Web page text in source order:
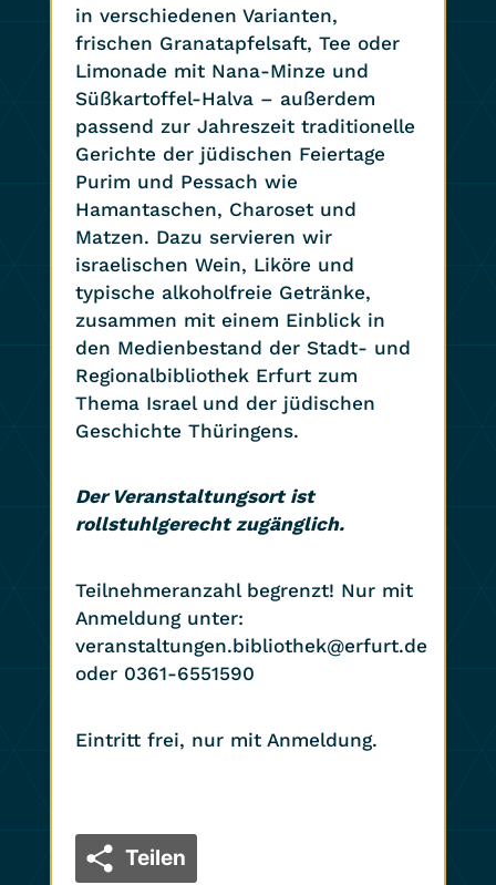
in verschiedenen Varianten,
frischen Granatapfelsaft, Tee oder
Limonade mit Nana-Minze und
Süßkartoffel-Halva – außerdem
passend zur Jahreszeit traditionelle
Gerichte der jüdischen Feiertage
Purim und Pessach wie
Hamantaschen, Charoset und
Matzen. Dazu servieren wir
israelischen Wein, Liköre und
typische alkoholfreie Getränke,
zusammen mit einem Einblick in
den Medienbestand der Stadt- und
Regionalbibliothek Erfurt zum
Thema Israel und der jüdischen
Geschichte Thüringens.
Der Veranstaltungsort ist
rollstuhlgerecht zugänglich.
Teilnehmeranzahl begrenzt! Nur mit
Anmeldung unter:
veranstaltungen.bibliothek@erfurt.de
oder 0361-6551590
Eintritt frei, nur mit Anmeldung.
Teilen